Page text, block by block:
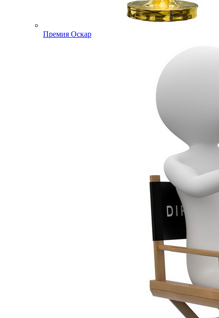
Премия Оскар